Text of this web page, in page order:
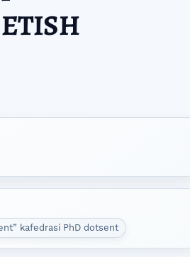
kafedrasi PhD dotsent